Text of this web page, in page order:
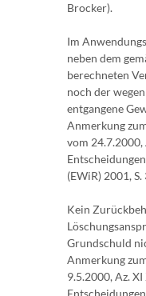
Brocker).
Im
neben dem
berechneten
noch der
entgangene
Anmerkung
vom 24.7.2000,
(EWiR) 2001,
Kein
Grundschuld
Anmerkung
9.5.2000, Az.